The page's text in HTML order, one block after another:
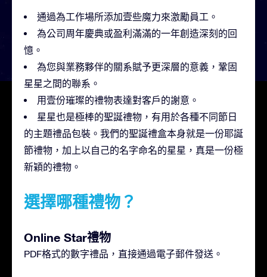
通過為工作場所添加壹些魔力來激勵員工。
為公司周年慶典或盈利滿滿的一年創造深刻的回
憶。
為您與業務夥伴的關系賦予更深層的意義，鞏固
星星之間的聯系。
用壹份璀璨的禮物表達對客戶的謝意。
星星也是極棒的聖誕禮物，有用於各種不同節日
的主題禮品包裝。我們的聖誕禮盒本身就是一份耶誕
節禮物，加上以自己的名字命名的星星，真是一份極
新穎的禮物。
選擇哪種禮物？
Online Star禮物
PDF格式的數字禮品，直接通過電子郵件發送。